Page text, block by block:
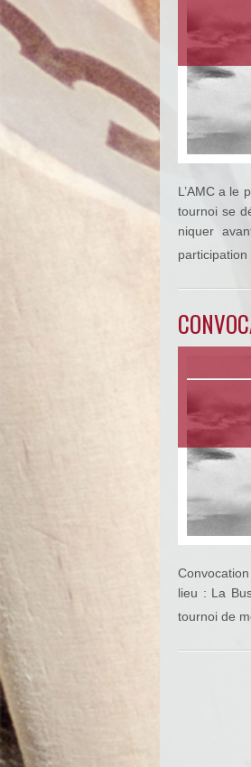
L’AMC a le
tournoi se
niquer
participation
lieu : La
tournoi de